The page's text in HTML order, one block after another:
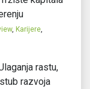
, Karijere,
rastu,
razvoja